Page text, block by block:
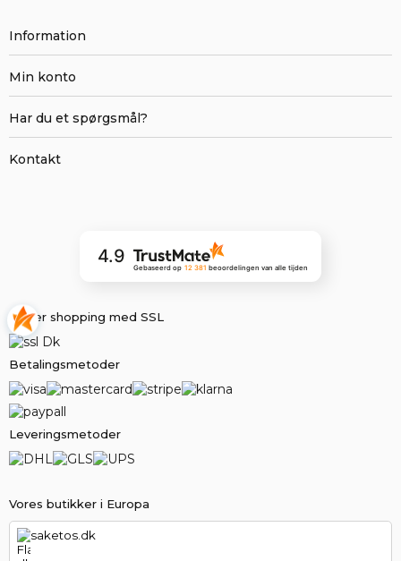
Vores butikker i Europa
saketos.dk
Information
Min konto
Har du et spørgsmål?
Kontakt
4.9
Gebaseerd op 12 381 beoordelingen van alle tijden
Sikker shopping med SSL
Betalingsmetoder
Leveringsmetoder